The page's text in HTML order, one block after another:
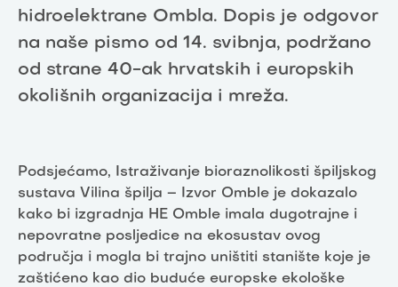
hidroelektrane Ombla. Dopis je odgovor
na naše pismo od 14. svibnja, podržano
od strane 40-ak hrvatskih i europskih
okolišnih organizacija i mreža.
Podsjećamo, Istraživanje bioraznolikosti špiljskog
sustava Vilina špilja – Izvor Omble je dokazalo
kako bi izgradnja HE Omble imala dugotrajne i
nepovratne posljedice na ekosustav ovog
područja i mogla bi trajno uništiti stanište koje je
zaštićeno kao dio buduće europske ekološke